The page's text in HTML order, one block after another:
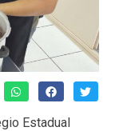
Estadual